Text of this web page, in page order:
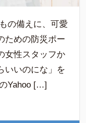
の備えに、可愛
ための防災ポー
女性スタッフか
いいのにな」を
Yahoo […]